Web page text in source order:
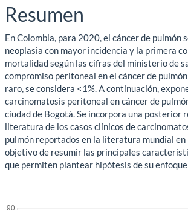
Resumen
En Colombia, para 2020, el cáncer de pulmón
neoplasia con mayor incidencia y la primera
mortalidad según las cifras del ministerio de
compromiso peritoneal en el cáncer de
raro, se considera <1%. A continuación,
carcinomatosis peritoneal en cáncer de
ciudad de Bogotá. Se incorpora una posterior
literatura de los casos clínicos de
pulmón reportados en la literatura mundial en
objetivo de resumir las principales
que permiten plantear hipótesis de su